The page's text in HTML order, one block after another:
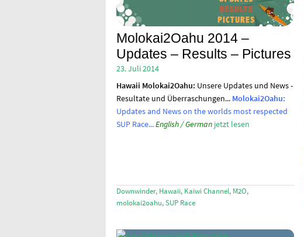
Molokai2Oahu 2014 –
Updates – Results – Pictures
23. Juli 2014
Hawaii Molokai2Oahu: Unsere Updates und News -
Resultate und Überraschungen... Molokai2Oahu:
Updates and News on the worlds most respected
SUP Race...English / German jetzt lesen
Downwinder, Hawaii, Kaiwi Channel, M2O,
molokai2oahu, SUP Race